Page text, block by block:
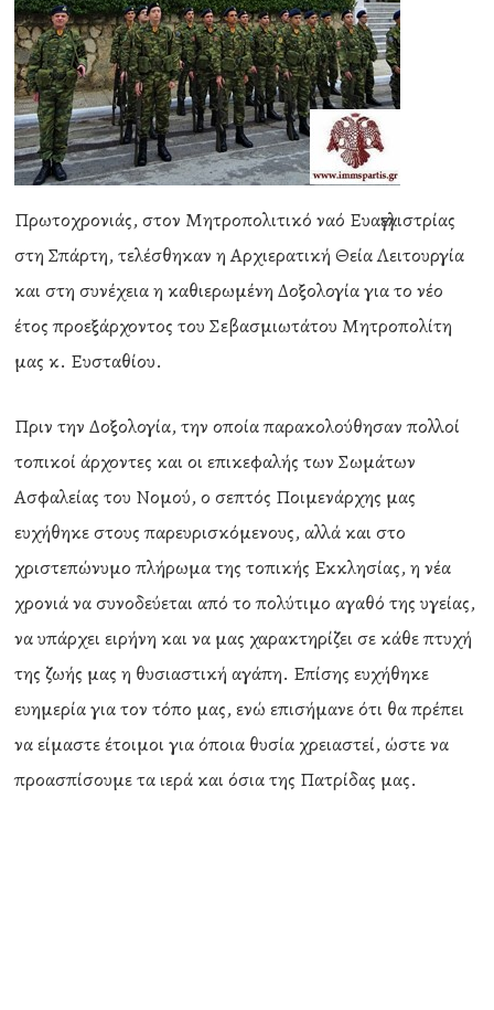
Πρωτοχρονιάς, στον Μητροπολιτικό ναό Ευαγγελιστρίας
στη Σπάρτη, τελέσθηκαν η Αρχιερατική Θεία Λειτουργία
και στη συνέχεια η καθιερωμένη Δοξολογία για το νέο
έτος προεξάρχοντος του Σεβασμιωτάτου Μητροπολίτη
μας κ. Ευσταθίου.
Πριν την Δοξολογία, την οποία παρακολούθησαν πολλοί
τοπικοί άρχοντες και οι επικεφαλής των Σωμάτων
Ασφαλείας του Νομού, ο σεπτός Ποιμενάρχης μας
ευχήθηκε στους παρευρισκόμενους, αλλά και στο
χριστεπώνυμο πλήρωμα της τοπικής Εκκλησίας, η νέα
χρονιά να συνοδεύεται από το πολύτιμο αγαθό της υγείας,
να υπάρχει ειρήνη και να μας χαρακτηρίζει σε κάθε πτυχή
της ζωής μας η θυσιαστική αγάπη. Επίσης ευχήθηκε
ευημερία για τον τόπο μας, ενώ επισήμανε ότι θα πρέπει
να είμαστε έτοιμοι για όποια θυσία χρειαστεί, ώστε να
προασπίσουμε τα ιερά και όσια της Πατρίδας μας.